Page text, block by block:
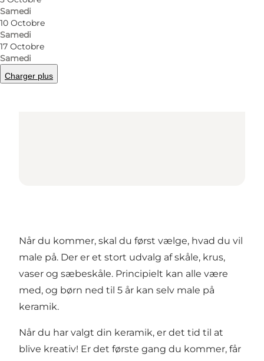
Samedi
10 Octobre
Samedi
17 Octobre
Samedi
Charger plus
Når du kommer, skal du først vælge, hvad du vil
male på. Der er et stort udvalg af skåle, krus,
vaser og sæbeskåle. Principielt kan alle være
med, og børn ned til 5 år kan selv male på
keramik.
Når du har valgt din keramik, er det tid til at
blive kreativ! Er det første gang du kommer, får